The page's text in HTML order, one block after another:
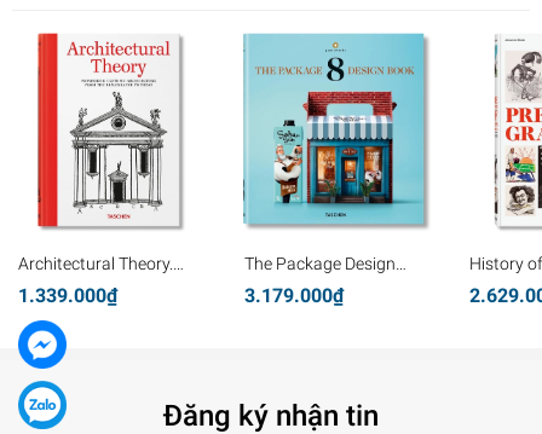
Architectural Theory.
Pioneering Texts on
Architecture from the
Renaissance to Today
1.339.000₫
The Package Design
Book 8
3.179.000₫
History
Đăng ký nhận tin